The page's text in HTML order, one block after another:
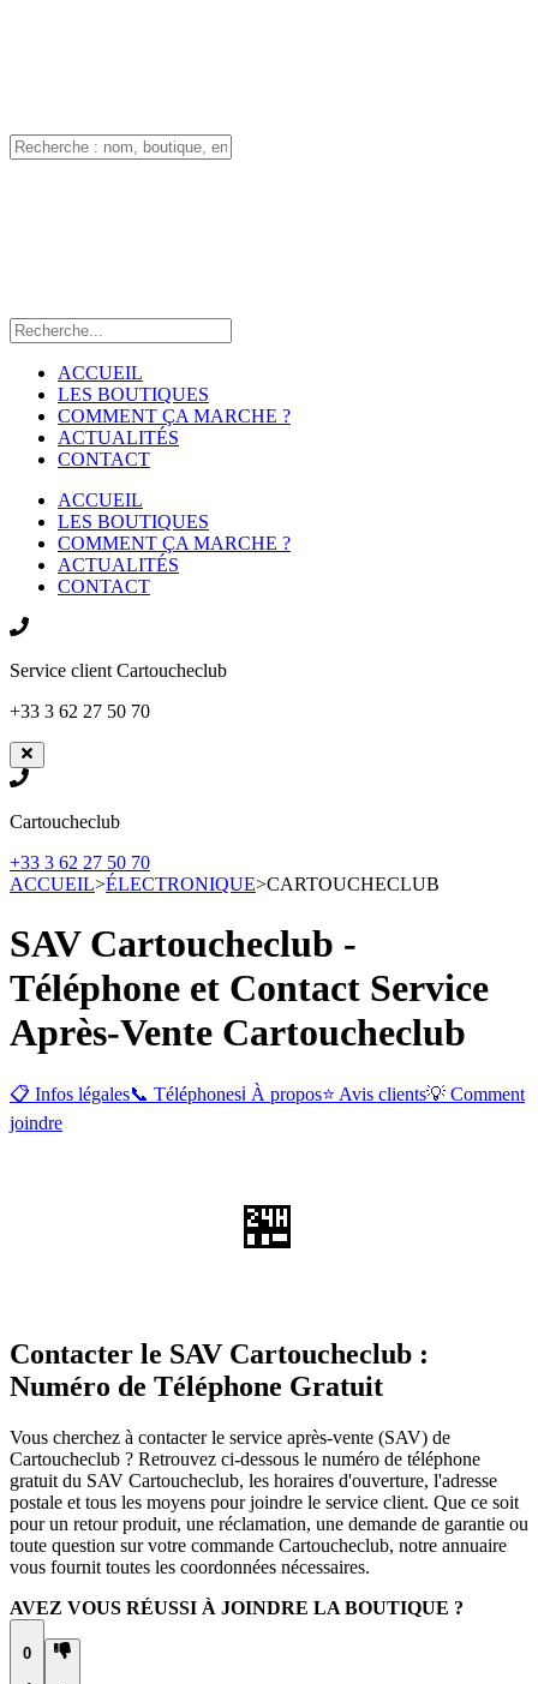
ACCUEIL
LES BOUTIQUES
COMMENT ÇA MARCHE ?
ACTUALITÉS
CONTACT
ACCUEIL
LES BOUTIQUES
COMMENT ÇA MARCHE ?
ACTUALITÉS
CONTACT
Service client Cartoucheclub
+33 3 62 27 50 70
Cartoucheclub
+33 3 62 27 50 70
ACCUEIL>ÉLECTRONIQUE>CARTOUCHECLUB
SAV Cartoucheclub -
Téléphone et Contact Service
Après-Vente Cartoucheclub
📋 Infos légales📞 Téléphonesℹ️ À propos⭐ Avis clients💡 Comment
joindre
🏪
Contacter le SAV Cartoucheclub :
Numéro de Téléphone Gratuit
Vous cherchez à contacter le service après-vente (SAV) de
Cartoucheclub ? Retrouvez ci-dessous le numéro de téléphone
gratuit du SAV Cartoucheclub, les horaires d'ouverture, l'adresse
postale et tous les moyens pour joindre le service client. Que ce soit
pour un retour produit, une réclamation, une demande de garantie ou
toute question sur votre commande Cartoucheclub, notre annuaire
vous fournit toutes les coordonnées nécessaires.
AVEZ VOUS RÉUSSI À JOINDRE LA BOUTIQUE ?
0